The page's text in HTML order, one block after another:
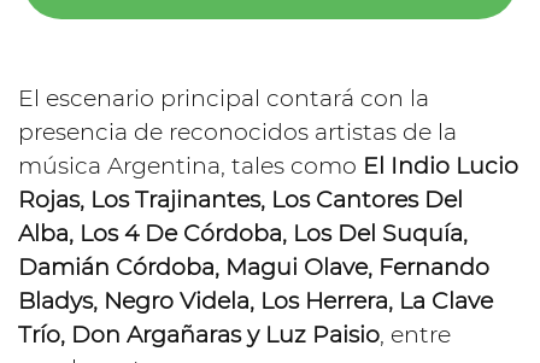
El escenario principal contará con la
presencia de reconocidos artistas de la
música Argentina, tales como El Indio Lucio
Rojas, Los Trajinantes, Los Cantores Del
Alba, Los 4 De Córdoba, Los Del Suquía,
Damián Córdoba, Magui Olave, Fernando
Bladys, Negro Videla, Los Herrera, La Clave
Trío, Don Argañaras y Luz Paisio, entre